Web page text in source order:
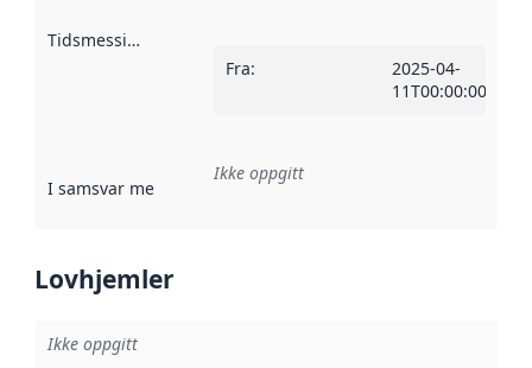
Tidsmessig avgrensning
Fra:
2025-04-
11T00:00:00Z
I samsvar med Referanse til en implementasjonsregel
Ikke oppgitt
Lovhjemler
Ikke oppgitt